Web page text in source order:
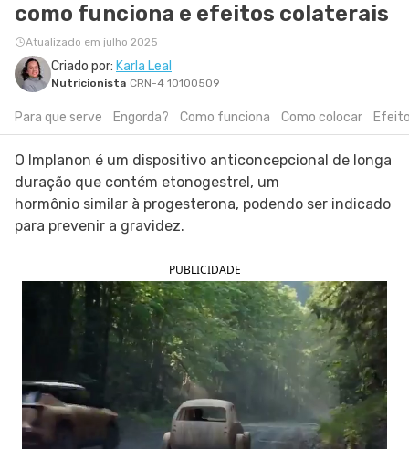
NUTRIÇÃO
GRAVIDEZ
BEM-ESTAR
SIGA O TUA SAÚDE NAS REDES SOCIAIS
como funciona e efeitos colaterais
Atualizado em julho 2025
Criado por: Karla Leal
Nutricionista CRN-4 10100509
Para que serve Engorda? Como funciona Como colocar
O Implanon é um dispositivo anticoncepcional de longa
duração que contém etonogestrel, um
hormônio similar à progesterona, podendo ser indicado
para prevenir a gravidez.
PUBLICIDADE